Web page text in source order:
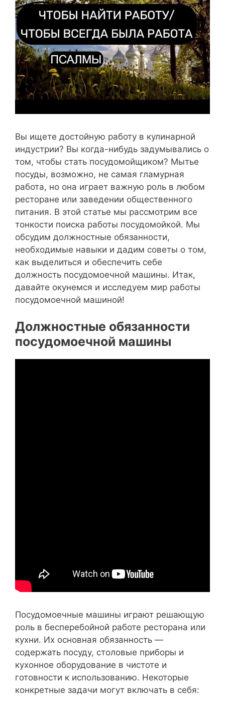
Вы ищете достойную работу в кулинарной
индустрии? Вы когда-нибудь задумывались о
том, чтобы стать посудомойщиком? Мытье
посуды, возможно, не самая гламурная
работа, но она играет важную роль в любом
ресторане или заведении общественного
питания. В этой статье мы рассмотрим все
тонкости поиска работы посудомойкой. Мы
обсудим должностные обязанности,
необходимые навыки и дадим советы о том,
как выделиться и обеспечить себе
должность посудомоечной машины. Итак,
давайте окунемся и исследуем мир работы
посудомоечной машиной!
Должностные обязанности
посудомоечной машины
Посудомоечные машины играют решающую
роль в бесперебойной работе ресторана или
кухни. Их основная обязанность —
содержать посуду, столовые приборы и
кухонное оборудование в чистоте и
готовности к использованию. Некоторые
конкретные задачи могут включать в себя: